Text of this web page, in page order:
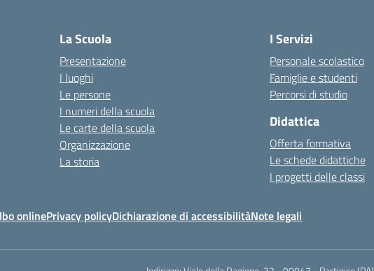
La Scuola
Presentazione
I luoghi
Le persone
I numeri della scuola
Le carte della scuola
Organizzazione
La storia
I Servizi
Personale scolastico
Famiglie e studenti
Percorsi di studio
Didattica
Offerta formativa
Le schede didattiche
I progetti delle classi
onlinePrivacy policyDichiarazione di accessibilitàNote legali